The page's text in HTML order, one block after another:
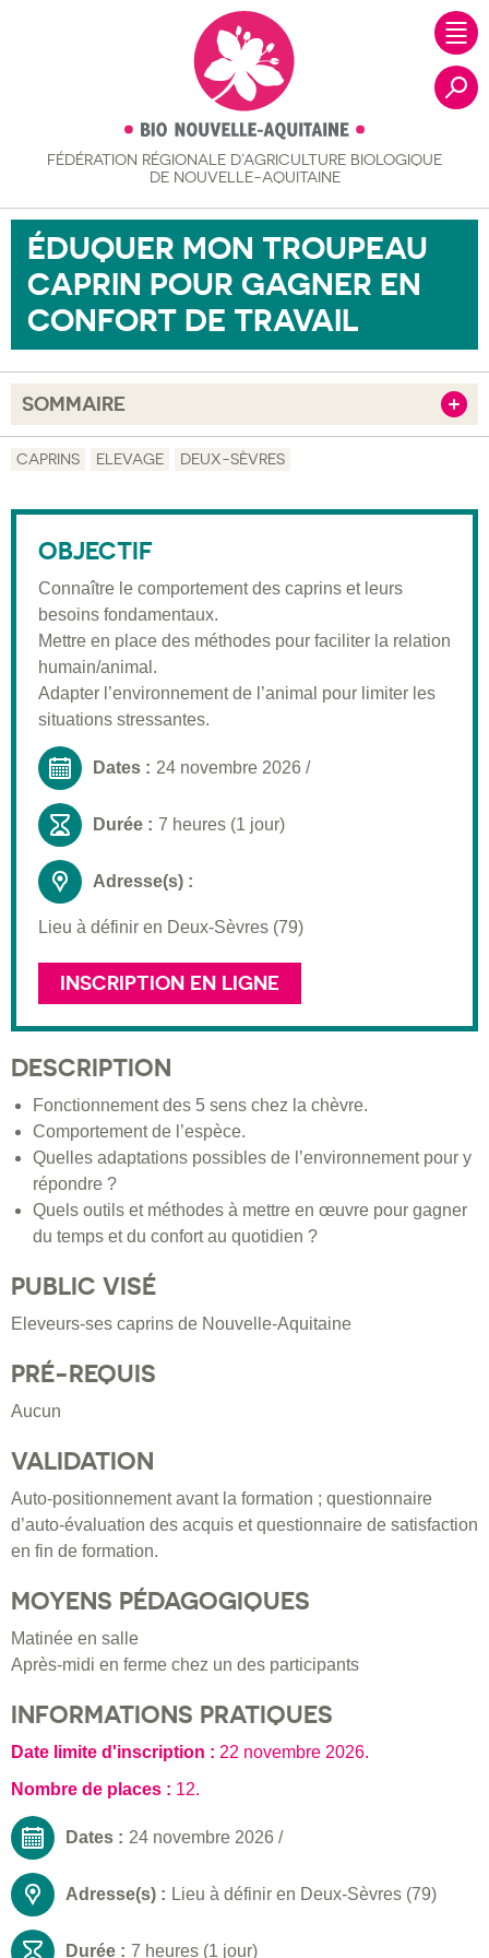
FÉDÉRATION RÉGIONALE D’AGRICULTURE BIOLOGIQUE
DE NOUVELLE-AQUITAINE
ÉDUQUER MON TROUPEAU
CAPRIN POUR GAGNER EN
CONFORT DE TRAVAIL
SOMMAIRE
Pré-requis
Validation
Moyens pédagogiques
Informations pratiques
CAPRINS ELEVAGE DEUX-SÈVRES
OBJECTIF
Connaître le comportement des caprins et leurs
besoins fondamentaux.
Mettre en place des méthodes pour faciliter la relation
humain/animal.
Adapter l’environnement de l’animal pour limiter les
situations stressantes.
Dates : 24 novembre 2026 /
Durée : 7 heures (1 jour)
Adresse(s) :
Lieu à définir en Deux-Sèvres (79)
INSCRIPTION EN LIGNE
DESCRIPTION
Fonctionnement des 5 sens chez la chèvre.
Comportement de l’espèce.
Quelles adaptations possibles de l’environnement pour y
répondre ?
Quels outils et méthodes à mettre en œuvre pour gagner
du temps et du confort au quotidien ?
PUBLIC VISÉ
Eleveurs-ses caprins de Nouvelle-Aquitaine
PRÉ-REQUIS
Aucun
VALIDATION
Auto-positionnement avant la formation ; questionnaire
d’auto-évaluation des acquis et questionnaire de satisfaction
en fin de formation.
MOYENS PÉDAGOGIQUES
Matinée en salle
Après-midi en ferme chez un des participants
INFORMATIONS PRATIQUES
Date limite d'inscription : 22 novembre 2026.
Nombre de places : 12.
Dates : 24 novembre 2026 /
Adresse(s) : Lieu à définir en Deux-Sèvres (79)
Durée : 7 heures (1 jour)